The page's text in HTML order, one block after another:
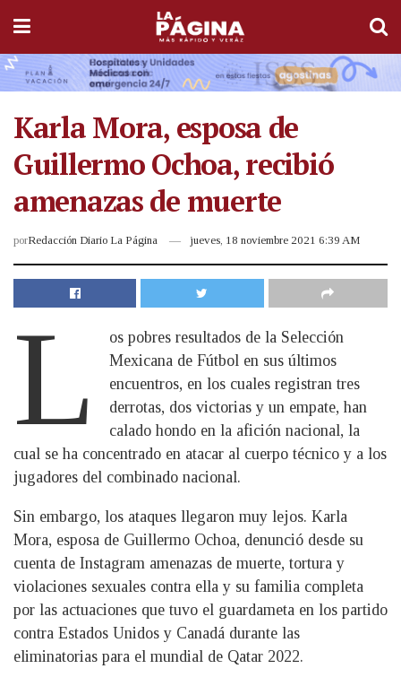
Karla Mora, esposa de
Guillermo Ochoa, recibió
amenazas de muerte
porRedacción Diario La Página jueves, 18 noviembre 2021 6:39 AM
L
os pobres resultados de la Selección
Mexicana de Fútbol en sus últimos
encuentros, en los cuales registran tres
derrotas, dos victorias y un empate, han
calado hondo en la afición nacional, la
cual se ha concentrado en atacar al cuerpo técnico y a los
jugadores del combinado nacional.
Sin embargo, los ataques llegaron muy lejos. Karla
Mora, esposa de Guillermo Ochoa, denunció desde su
cuenta de Instagram amenazas de muerte, tortura y
violaciones sexuales contra ella y su familia completa
por las actuaciones que tuvo el guardameta en los partido
contra Estados Unidos y Canadá durante las
eliminatorias para el mundial de Qatar 2022.